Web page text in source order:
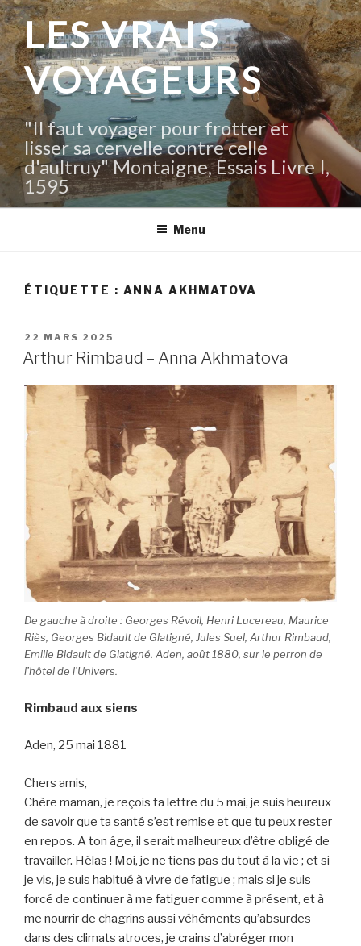
Aller
au
contenu
principal
LES VRAIS
VOYAGEURS
"Il faut voyager pour frotter et
lisser sa cervelle contre celle
d'aultruy" Montaigne, Essais Livre I,
1595
Menu
ÉTIQUETTE : ANNA AKHMATOVA
PUBLIÉ
LE
22 MARS 2025
Arthur Rimbaud – Anna Akhmatova
De gauche à droite : Georges Révoil, Henri Lucereau, Maurice
Riès, Georges Bidault de Glatigné, Jules Suel, Arthur Rimbaud,
Emilie Bidault de Glatigné. Aden, août 1880, sur le perron de
l’hôtel de l’Univers.
Rimbaud aux siens
Aden, 25 mai 1881
Chers amis,
Chère maman, je reçois ta lettre du 5 mai, je suis heureux
de savoir que ta santé s’est remise et que tu peux rester
en repos. A ton âge, il serait malheureux d’être obligé de
travailler. Hélas ! Moi, je ne tiens pas du tout à la vie ; et si
je vis, je suis habitué à vivre de fatigue ; mais si je suis
forcé de continuer à me fatiguer comme à présent, et à
me nourrir de chagrins aussi véhéments qu’absurdes
dans des climats atroces, je crains d’abréger mon